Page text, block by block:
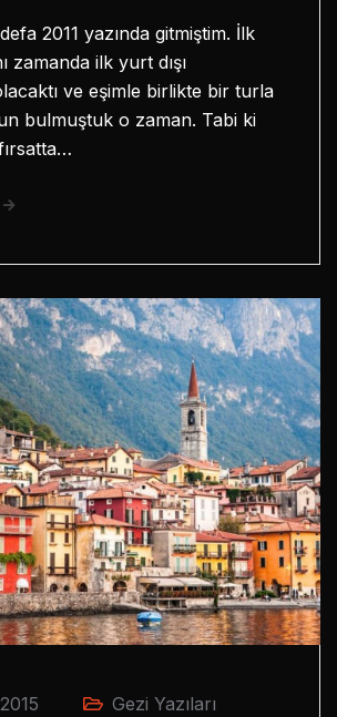
2011 yazında gitmiştim. İlk
zamanda ilk yurt dışı
ve eşimle birlikte bir turla
bulmuştuk o zaman. Tabi ki
Gezi Yazıları